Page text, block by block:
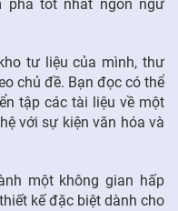
phá tốt nhất ngôn ngữ
tư liệu của mình, thư
chủ đề. Bạn đọc có thể
tập các tài liệu về một
với sự kiện văn hóa và
một không gian hấp
kế đặc biệt dành cho